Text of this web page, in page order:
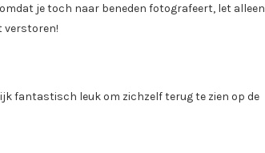
je toch naar beneden fotografeert, let alleen
verstoren!
fantastisch leuk om zichzelf terug te zien op de